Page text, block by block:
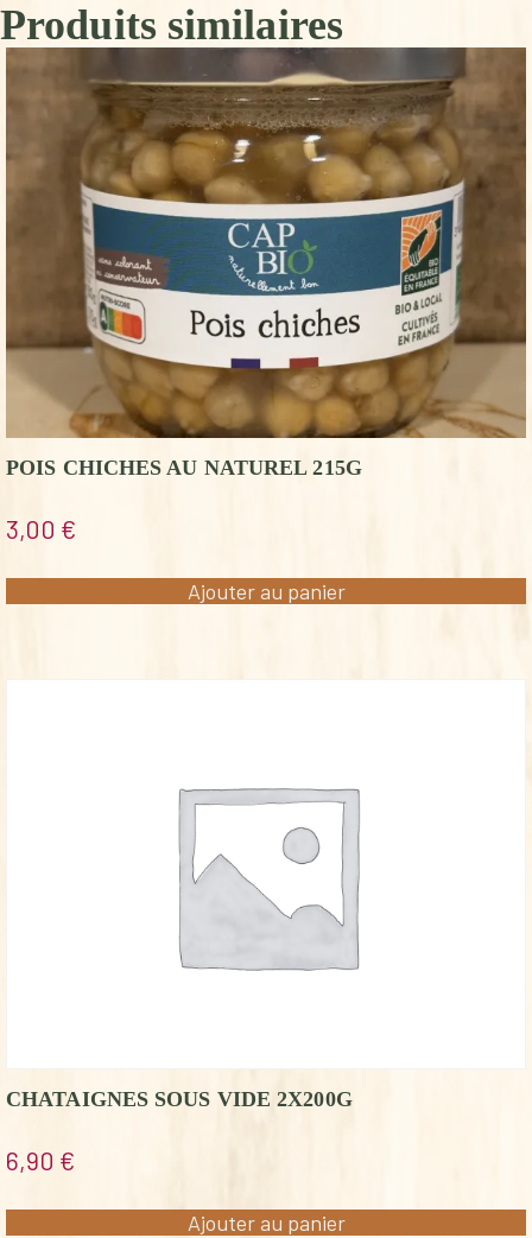
Produits similaires
POIS CHICHES AU NATUREL 215G
3,00 €
Ajouter au panier
CHATAIGNES SOUS VIDE 2X200G
6,90 €
Ajouter au panier